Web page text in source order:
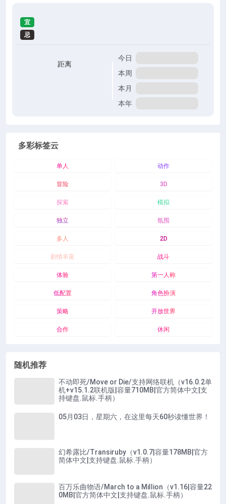
宜
忌
距离
今日
本周
本月
本年
多彩标签云
单人 动作
冒险 3D
探索 模拟
独立 氛围
多人 2D
剧情丰富 战斗
体验 第一人称
低配置 角色扮演
策略 开放世界
合作 休闲
随机推荐
不动即死/Move or Die/支持网络联机（v16.0.2单
机+v15.1.2联机版|容量710MB|官方简体中文|支
持键盘.鼠标.手柄）
05月03日，星期六，在这里每天60秒读懂世界！
幻希露比/Transiruby（v1.0.7|容量178MB|官方
简体中文|支持键盘.鼠标.手柄）
百万乐曲物语/March to a Million（v1.16|容量22
0MB|官方简体中文|支持键盘.鼠标.手柄）